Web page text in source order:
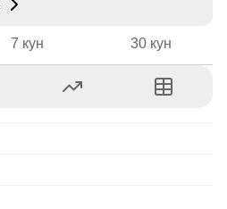
7 кун 30 кун